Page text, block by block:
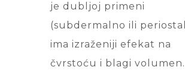
je dubljoj primeni
(subdermalno ili
ima izraženiji efekat na
čvrstoću i blagi volumen.